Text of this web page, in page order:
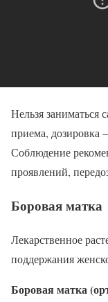
Нельзя заниматься
приема, дозировка
Соблюдение
проявлений,
Боровая матка
Лекарственное
поддержания
Боровая матка